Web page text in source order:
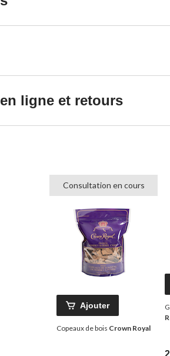
ligne et retours
Consultation en cours
Ajouter
Copeaux de bois Crown Royal